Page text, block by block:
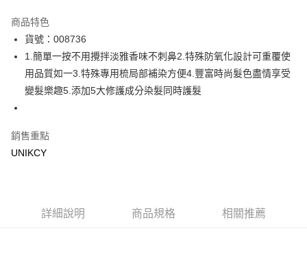
LINE Pay
Apple Pay
街口支付
悠遊付
Google Pay
每筆NT$70，滿NT$499(含以上)免運費
商品特色
貨號：008736
1.簡單一按不用攪拌淡雅香味不刺鼻2.特殊防氧化設計可重覆使
用品質如一3.特殊專用梳局部補染方便4.豐富時尚髮色盡情享受
變髮樂趣5.添加5大修護成分染髮同時護髮
銷售重點
UNIKCY
詳細說明 商品規格 相關推薦